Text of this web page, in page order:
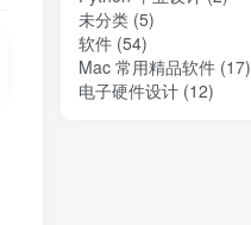
未分类 (5)
软件 (54)
Mac 常用精品软件 (17)
电子硬件设计 (12)